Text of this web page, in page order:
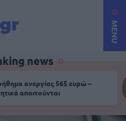
MENU
news
ανεργίας 565 ευρώ –
απαιτούνται